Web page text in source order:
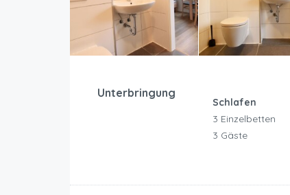
Unterbringung
Schlafen
3 Einzelbetten
3 Gäste